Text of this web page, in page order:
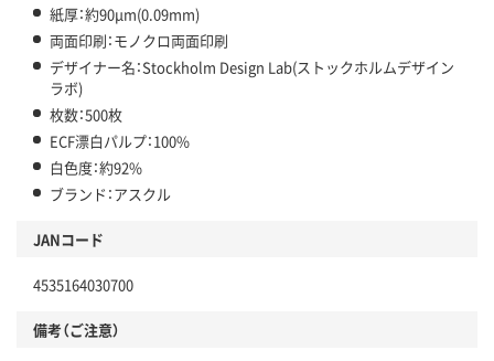
紙厚：約90μm(0.09mm)
両面印刷：モノクロ両面印刷
デザイナー名：Stockholm Design Lab(ストックホルムデザイン
ラボ)
枚数：500枚
ECF漂白パルプ：100%
白色度：約92%
ブランド：アスクル
JANコード
4535164030700
備考（ご注意）